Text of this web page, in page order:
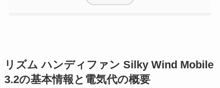
リズム ハンディファン Silky Wind Mobile
3.2の基本情報と電気代の概要